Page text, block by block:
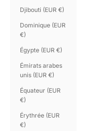
Djibouti (EUR €)
Dominique (EUR
€)
Égypte (EUR €)
Émirats arabes
unis (EUR €)
Équateur (EUR
€)
Érythrée (EUR
€)